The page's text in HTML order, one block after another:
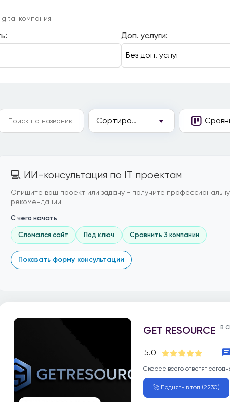
компания"
Доп. услуги:
Сортировка
💻 ИИ-консультация по IT проектам
Опишите ваш проект или задачу - получите
рекомендации
С чего начать
Сломался сайт Под ключ Сравнить 3 компании
Показать форму консультации
GET RESOURCE В
5.0
Скорее всего ответят
🚀 Поднять в топ (2230)